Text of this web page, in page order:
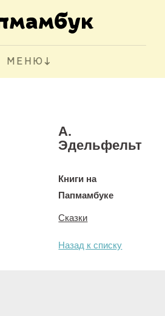
МЕНЮ
А.
Эдельфельт
Книги на
Папмамбуке
Сказки
Назад к списку